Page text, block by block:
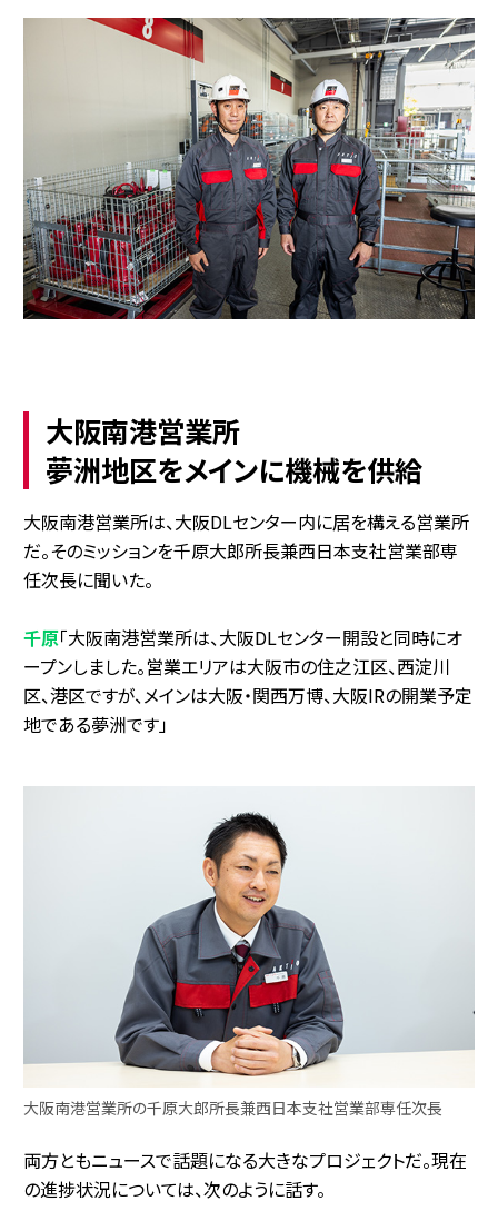
大阪南港営業所
夢洲地区をメインに機械を供給
大阪南港営業所は、大阪DLセンター内に居を構える営業所
だ。そのミッションを千原大郎所長兼西日本支社営業部専
任次長に聞いた。
千原「大阪南港営業所は、大阪DLセンター開設と同時にオ
ープンしました。営業エリアは大阪市の住之江区、西淀川
区、港区ですが、メインは大阪・関西万博、大阪IRの開業予定
地である夢洲です」
大阪南港営業所の千原大郎所長兼西日本支社営業部専任次長
両方ともニュースで話題になる大きなプロジェクトだ。現在
の進捗状況については、次のように話す。